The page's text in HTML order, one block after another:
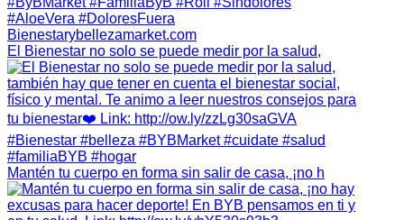
El Bienestar no solo se puede medir por la salud,
Mantén tu cuerpo en forma sin salir de casa, ¡no h